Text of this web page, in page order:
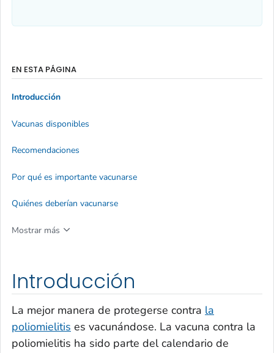
Introducción
La mejor manera de protegerse contra la
poliomielitis es vacunándose. La vacuna contra la
poliomielitis ha sido parte del calendario de
EN ESTA PÁGINA
Introducción
Vacunas disponibles
Recomendaciones
Por qué es importante vacunarse
Quiénes deberían vacunarse
Mostrar más